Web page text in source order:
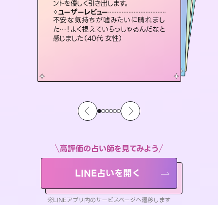
ントを優しく引き出します。
ユーザーレビュー
不安な気持ちが嘘みたいに晴れまし
た…！よく視えていらっしゃるんだなと
感じました（40代 女性）
ユーザーレビュー
安心感のあり、言い切ってくれる所や濁
さない鑑定のおかげで、毎回自分の気
持ちを整えられます（30代 男性）
ユーザーレビュー
複雑な背景もしっかり聞いて鑑定して
いただけました。気持ちが楽になりまし
た（50代 女性）
ユーザーレビュー
鑑定していただいてアドバイス通りに行
動すると仲が復活してきました。ありが
とうございました（40代 女性）
職場の人の性質や人間関係、本心など
本当によく視えていてびっくり。対策が
打てて前向きになれます（40代）
ユーザーレビュー
とても心温まる鑑定でした。しかもこち
らは何も言っていないのに視えていらっ
しゃるんだなと驚きです（30代女性）
高評価の占い師を見てみよう
LINE占いを開く
※LINEアプリ内のサービスページへ遷移します